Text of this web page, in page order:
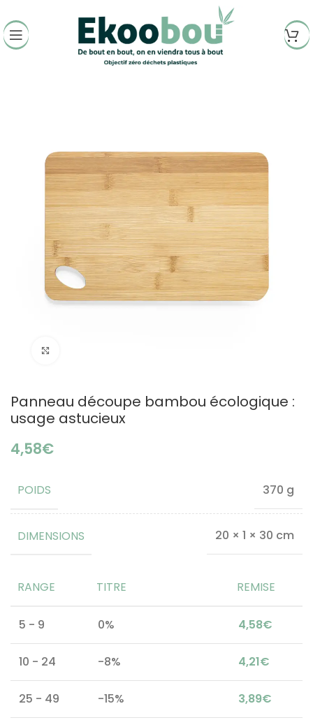
Panneau découpe bambou écologique :
usage astucieux
€
POIDS 370 g
DIMENSIONS 20 × 1 × 30 cm
RANGE TITRE REMISE
5 - 9 0% 4,58€
10 - 24 -8% 4,21€
25 - 49 -15% 3,89€